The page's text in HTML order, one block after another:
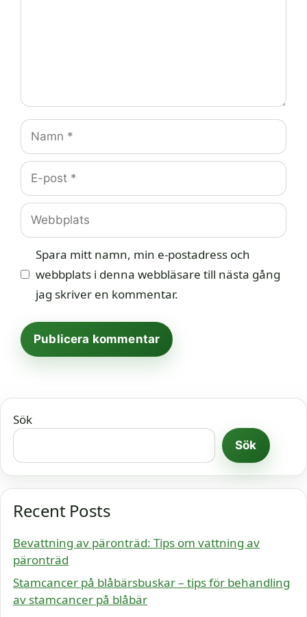
Namn
E-
post
Webbplats
Spara mitt namn, min e-postadress och
webbplats i denna webbläsare till nästa gång
jag skriver en kommentar.
Sök
Sök
Recent Posts
Bevattning av päronträd: Tips om vattning av
päronträd
Stamcancer på blåbärsbuskar – tips för behandling
av stamcancer på blåbär